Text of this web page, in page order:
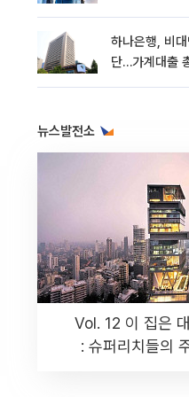
하나은행, 비
단…가계대출
뉴스발전소
Vol. 12 이 집은
: 슈퍼리치들의